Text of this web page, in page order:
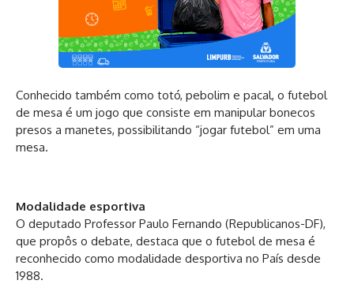
Conhecido também como totó, pebolim e pacal, o futebol
de mesa é um jogo que consiste em manipular bonecos
presos a manetes, possibilitando “jogar futebol” em uma
mesa.
Modalidade esportiva
O deputado Professor Paulo Fernando (Republicanos-DF),
que propôs o debate, destaca que o futebol de mesa é
reconhecido como modalidade desportiva no País desde
1988.